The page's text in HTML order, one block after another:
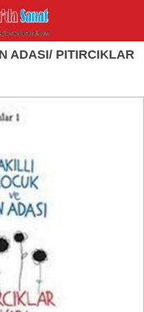
ADASI/ PITIRCIKLAR